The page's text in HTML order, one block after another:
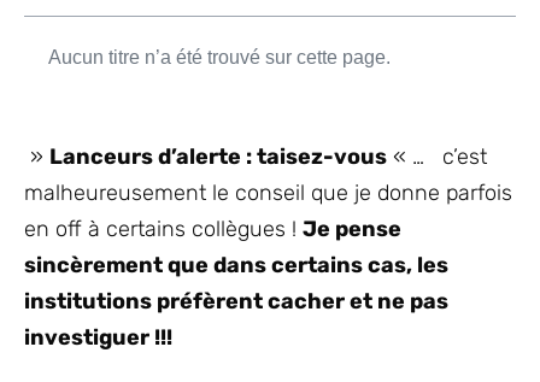
Aucun titre n’a été trouvé sur cette page.
» Lanceurs d’alerte : taisez-vous « … c’est
malheureusement le conseil que je donne parfois
en off à certains collègues ! Je pense
sincèrement que dans certains cas, les
institutions préfèrent cacher et ne pas
investiguer !!!